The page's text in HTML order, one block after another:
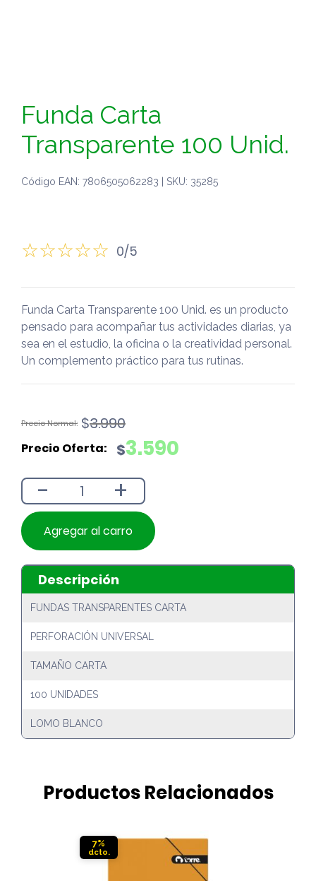
Funda Carta
Transparente 100 Unid.
Código EAN: 7806505062283 | SKU: 35285
0/5
Funda Carta Transparente 100 Unid. es un producto
pensado para acompañar tus actividades diarias, ya
sea en el estudio, la oficina o la creatividad personal.
Un complemento práctico para tus rutinas.
$3.990
El
original
$3.990.
$3.590
El
actual
$3.590.
- +
Agregar al carro
Descripción
FUNDAS TRANSPARENTES CARTA
PERFORACIÓN UNIVERSAL
TAMAÑO CARTA
100 UNIDADES
LOMO BLANCO
Productos Relacionados
7%